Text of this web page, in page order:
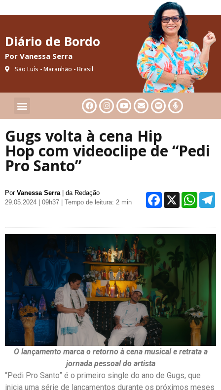
Diário de Bordo
Por Vanessa Serra
São Luís - Maranhão - Brasil
Gugs volta à cena Hip
Hop com videoclipe de “Pedi
Pro Santo”
Por Vanessa Serra| da Redação
29.05.2024 | 09h37
| Tempo de leitura: 2 min X
O lançamento marca o retorno à cena musical e retrata a
jornada pessoal do artista
“Pedi Pro Santo” é o primeiro single do ano de Gugs, que
inicia uma série de lançamentos durante os próximos meses